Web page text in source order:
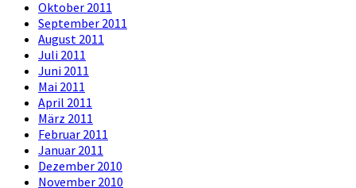
Oktober 2011
September 2011
August 2011
Juli 2011
Juni 2011
Mai 2011
April 2011
März 2011
Februar 2011
Januar 2011
Dezember 2010
November 2010